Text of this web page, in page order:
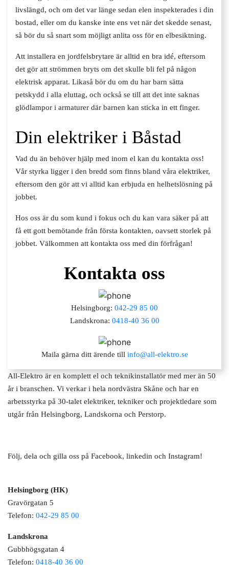
livslängd, och om det var länge sedan elen inspekterades i din
bostad, eller om du kanske inte ens vet när det skedde senast,
så bör du så snart som möjligt anlita oss för en elbesiktning.
Att installera en jordfelsbrytare är alltid en bra idé, eftersom
det gör att strömmen bryts om det skulle bli fel på någon
elektrisk apparat. Likaså bör du om du har barn sätta
petskydd i alla eluttag, och också se till att det inte saknas
glödlampor i armaturer där barnen kan sticka in ett finger.
Din elektriker i Båstad
Vad du än behöver hjälp med inom el kan du kontakta oss!
Vår styrka ligger i den bredd som finns bland våra elektriker,
eftersom den gör att vi alltid kan erbjuda en helhetslösning på
jobbet.
Hos oss är du som kund i fokus och du kan vara säker på att
få ett gott bemötande från första kontakten, oavsett storlek på
jobbet. Välkommen att kontakta oss med din förfrågan!
Kontakta oss
Helsingborg: 042-29 85 00
Landskrona: 0418-40 36 00
Maila gärna ditt ärende till info@all-elektro.se
All-Elektro är en komplett el och teknikinstallatör med mer än 50
år i branschen. Vi verkar i hela nordvästra Skåne och har en
arbetsstyrka på 30-talet elektriker, tekniker och projektledare som
utgår från Helsingborg, Landskorna och Perstorp.
Följ, dela och gilla oss på Facebook, linkedin och Instagram!
Helsingborg (HK)
Gravörgatan 5
Telefon: 042-29 85 00
Landskrona
Gubbhögsgatan 4
Telefon: 0418-40 36 00